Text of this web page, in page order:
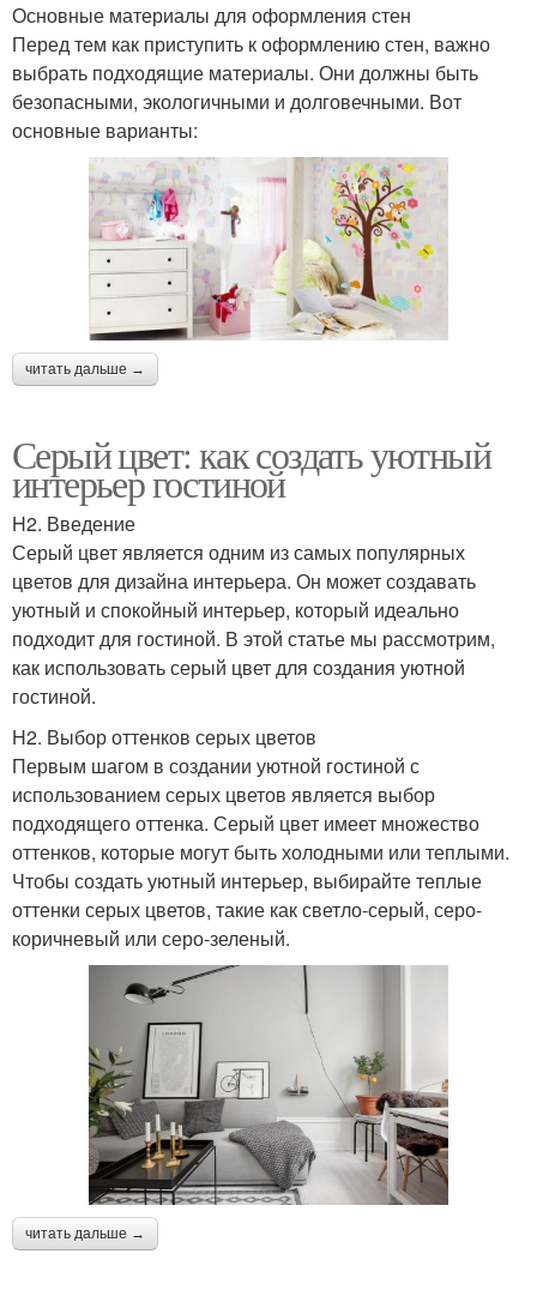
Основные материалы для оформления стен
Перед тем как приступить к оформлению стен, важно
выбрать подходящие материалы. Они должны быть
безопасными, экологичными и долговечными. Вот
основные варианты:
читать дальше →
Серый цвет: как создать уютный
интерьер гостиной
H2. Введение
Серый цвет является одним из самых популярных
цветов для дизайна интерьера. Он может создавать
уютный и спокойный интерьер, который идеально
подходит для гостиной. В этой статье мы рассмотрим,
как использовать серый цвет для создания уютной
гостиной.
H2. Выбор оттенков серых цветов
Первым шагом в создании уютной гостиной с
использованием серых цветов является выбор
подходящего оттенка. Серый цвет имеет множество
оттенков, которые могут быть холодными или теплыми.
Чтобы создать уютный интерьер, выбирайте теплые
оттенки серых цветов, такие как светло-серый, серо-
коричневый или серо-зеленый.
читать дальше →